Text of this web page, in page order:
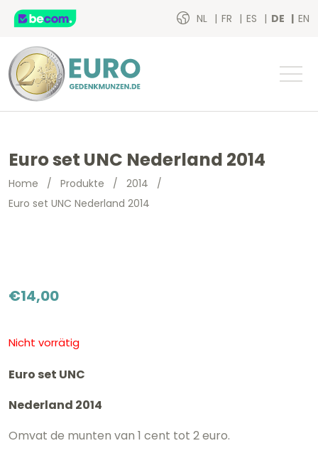
NL FR ES DE EN
Euro set UNC Nederland 2014
Home / Produkte / 2014 /
Euro set UNC Nederland 2014
€14,00
Nicht vorrätig
Euro set UNC
Nederland 2014
Omvat de munten van 1 cent tot 2 euro.